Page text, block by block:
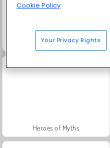
Scala 40
Heroes of Myths
Cookie Policy
Your Privacy Rights